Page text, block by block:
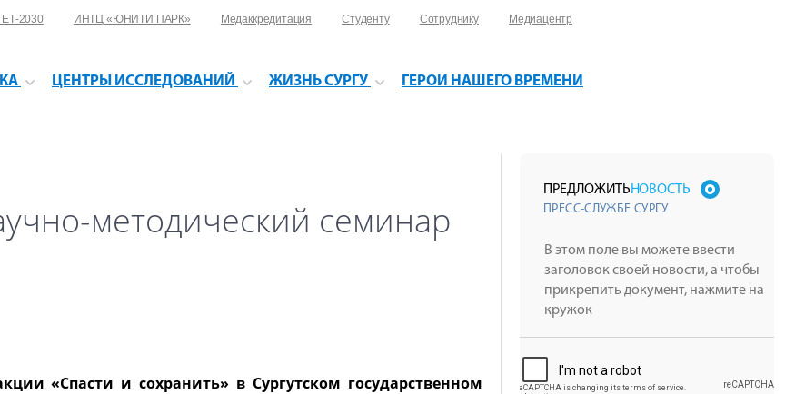
2030 ИНТЦ «ЮНИТИ ПАРК» Медаккредитация Студенту Сотруднику
Медиацентр
ЦЕНТРЫ ИССЛЕДОВАНИЙ ЖИЗНЬ СУРГУ
ГЕРОИ НАШЕГО ВРЕМЕНИ
методический семинар
«Спасти и сохранить» в Сургутском государственном
ПРЕДЛОЖИТЬНОВОСТЬ
ПРЕСС-СЛУЖБЕ СУРГУ